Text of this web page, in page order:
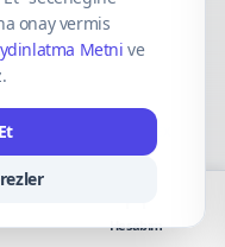
Mastercard
onay vermis
Metni ve
Hesabım